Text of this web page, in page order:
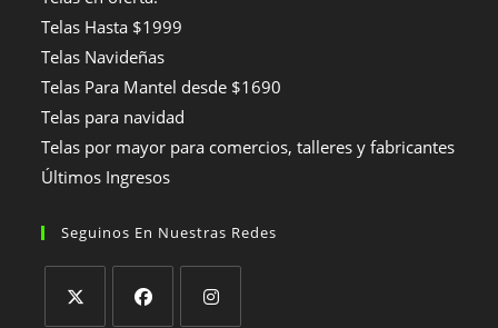
Telas Hasta $1999
Telas Navideñas
Telas Para Mantel desde $1690
Telas para navidad
Telas por mayor para comercios, talleres y fabricantes
Últimos Ingresos
Seguinos En Nuestras Redes